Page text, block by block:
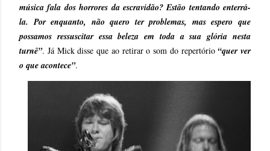
música fala dos horrores da escravidão? Estão tentando enterrá-
la. Por enquanto, não quero ter problemas, mas espero que
possamos ressuscitar essa beleza em toda a sua glória nesta
turnê”. Já Mick disse que ao retirar o som do repertório“quer ver
o que acontece”.